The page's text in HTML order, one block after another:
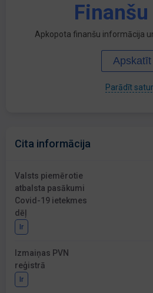
Apkopota finanšu informācija
Apskatīt
Parādīt
Cita informācija
Valsts piemērotie
atbalsta pasākumi
Covid-19 ietekmes
dēļ
Ir
Izmaiņas PVN
reģistrā
Ir